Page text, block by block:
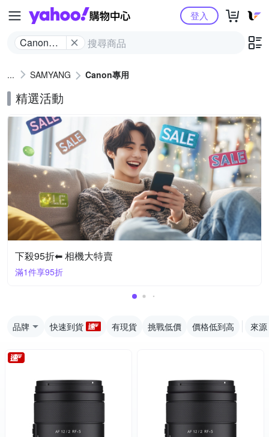
Yahoo購物中心
Canon專
登入
SAMYANG Canon專用
精選活動
下殺95折⬅︎ 相機大特賣
滿1件享95折
品牌 快速到貨 有現貨 挑戰低價 價格低到高 來源